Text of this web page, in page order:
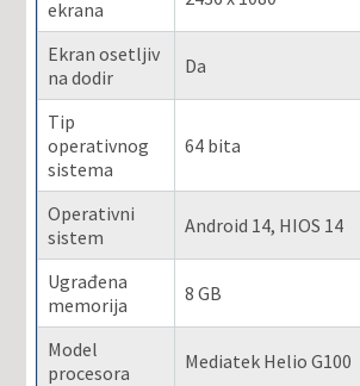
ekrana
Ekran osetljiv
na dodir
Da
Tip
operativnog
sistema
64 bita
Operativni
sistem
Android 14, HIOS 14
Ugrađena
memorija
8 GB
Model
procesora
Mediatek Helio G100